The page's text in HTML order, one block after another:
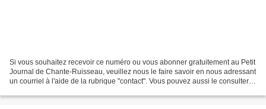
Si vous souhaitez recevoir ce numéro ou vous abonner gratuitement au Petit
Journal de Chante-Ruisseau, veuillez nous le faire savoir en nous adressant
un courriel à l'aide de la rubrique "contact". Vous pouvez aussi le consulter